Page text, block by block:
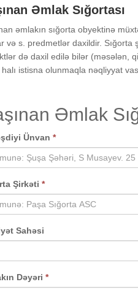
Əmlak Sığortası
əmlakın sığorta obyektinə
və s. predmetlər daxildir. Sığorta
də daxil edilə bilər (məsələn,
istisna olunmaqla nəqliyyat
Əmlak
Ünvan *
Şirkəti *
Sahəsi
Dəyəri *